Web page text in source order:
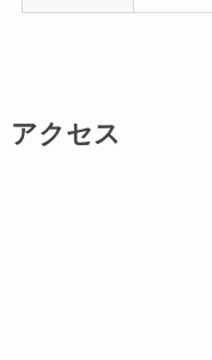
アクセス